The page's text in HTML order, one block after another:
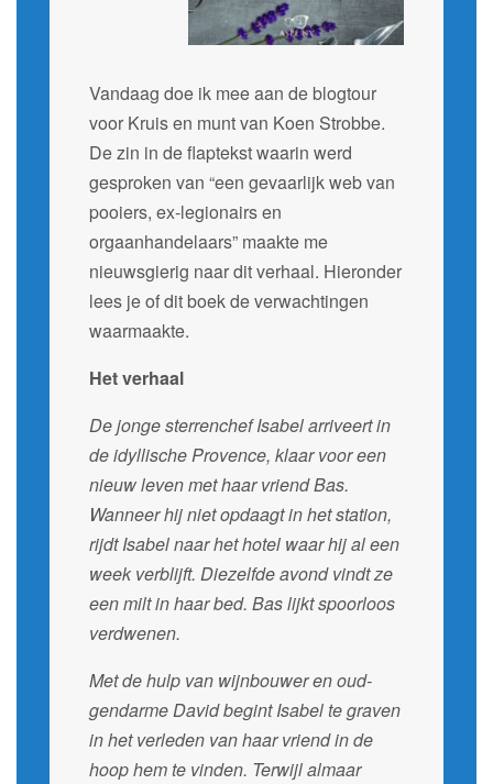
Vandaag doe ik mee aan de blogtour
voor Kruis en munt van Koen Strobbe.
De zin in de flaptekst waarin werd
gesproken van “een gevaarlijk web van
pooiers, ex-legionairs en
orgaanhandelaars” maakte me
nieuwsgierig naar dit verhaal. Hieronder
lees je of dit boek de verwachtingen
waarmaakte.
Het verhaal
De jonge sterrenchef Isabel arriveert in
de idyllische Provence, klaar voor een
nieuw leven met haar vriend Bas.
Wanneer hij niet opdaagt in het station,
rijdt Isabel naar het hotel waar hij al een
week verblijft. Diezelfde avond vindt ze
een milt in haar bed. Bas lijkt spoorloos
verdwenen.
Met de hulp van wijnbouwer en oud-
gendarme David begint Isabel te graven
in het verleden van haar vriend in de
hoop hem te vinden. Terwijl almaar